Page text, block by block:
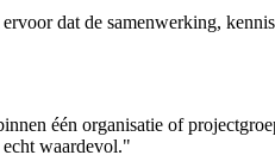
dat de samenwerking,
één organisatie of
waardevol."